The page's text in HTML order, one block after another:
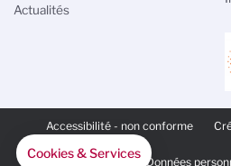
PAGE
SECONDAIRE
Accessibilité - non conforme
Données
Actualités
Cookies & Services